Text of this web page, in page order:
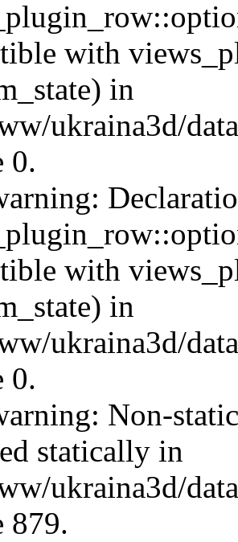
with
in
ukraina3d/
0.
with
in
ukraina3d/
0.
Non-
statically in
ukraina3d/
879.